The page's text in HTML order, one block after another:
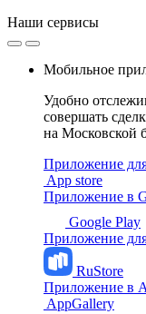
Наши сервисы
Мобильное
Удобно
совершать
на Московской
Приложение
App store
Приложение в
Google Play
Приложение
RuStore
Приложение в
AppGallery